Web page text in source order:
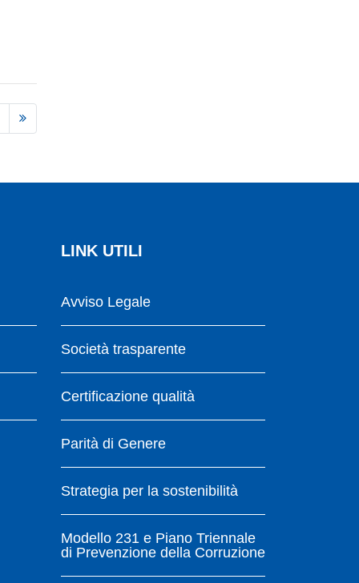
LINK UTILI
Avviso Legale
Società trasparente
Certificazione qualità
Parità di Genere
Strategia per la sostenibilità
Modello 231 e Piano Triennale
di Prevenzione della Corruzione